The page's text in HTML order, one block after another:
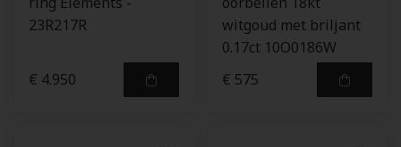
23R217R
€ 4.950
witgoud met briljant
0.17ct 10O0186W
€ 575